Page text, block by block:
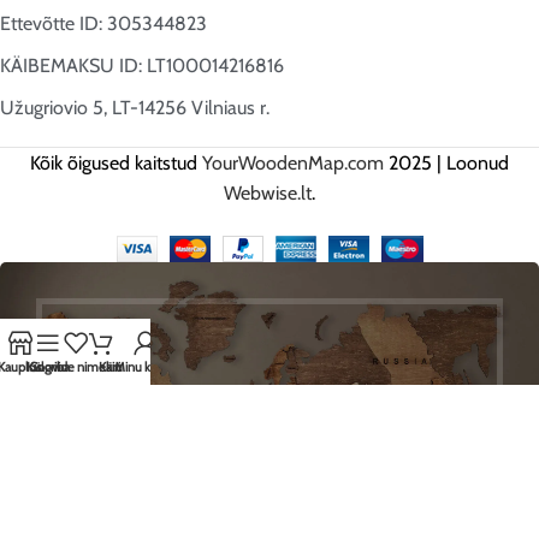
Ettevõtte ID: 305344823
KÄIBEMAKSU ID: LT100014216816
Užugriovio 5, LT-14256 Vilniaus r.
Kõik õigused kaitstud YourWoodenMap.com 2025 | Loonud
Webwise.lt.
HEI, REGISTREERU JA SAA
Külgriba
Soovide nimekiri
KäruMinu konto